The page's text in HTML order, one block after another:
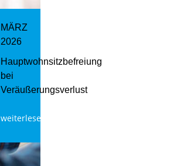
MÄRZ
2026
Hauptwohnsitzbefreiung
bei
Veräußerungsverlust
weiterlesen